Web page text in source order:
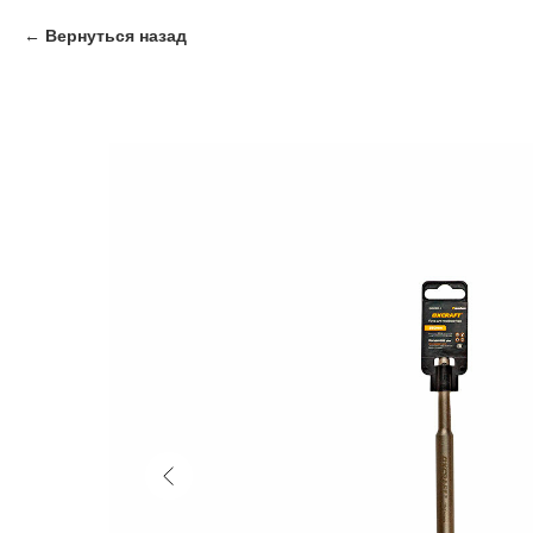
Вернуться назад